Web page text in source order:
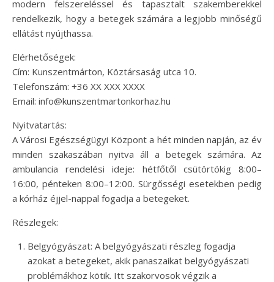
modern felszereléssel és tapasztalt szakemberekkel
rendelkezik, hogy a betegek számára a legjobb minőségű
ellátást nyújthassa.
Elérhetőségek:
Cím: Kunszentmárton, Köztársaság utca 10.
Telefonszám: +36 XX XXX XXXX
Email: info@kunszentmartonkorhaz.hu
Nyitvatartás:
A Városi Egészségügyi Központ a hét minden napján, az év
minden szakaszában nyitva áll a betegek számára. Az
ambulancia rendelési ideje: hétfőtől csütörtökig 8:00–
16:00, pénteken 8:00–12:00. Sürgősségi esetekben pedig
a kórház éjjel-nappal fogadja a betegeket.
Részlegek:
Belgyógyászat: A belgyógyászati részleg fogadja
azokat a betegeket, akik panaszaikat belgyógyászati
problémákhoz kötik. Itt szakorvosok végzik a